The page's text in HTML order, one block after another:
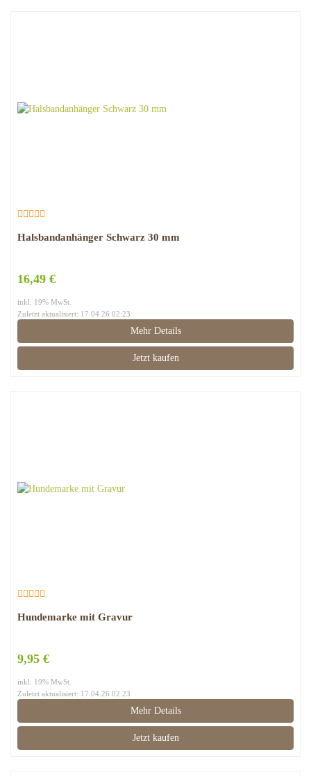
Halsbandanhänger Schwarz 30 mm
16,49 €
inkl. 19% MwSt.
Zuletzt aktualisiert: 17.04.26 02:23
Mehr Details
Jetzt kaufen
Hundemarke mit Gravur
9,95 €
inkl. 19% MwSt.
Zuletzt aktualisiert: 17.04.26 02:23
Mehr Details
Jetzt kaufen